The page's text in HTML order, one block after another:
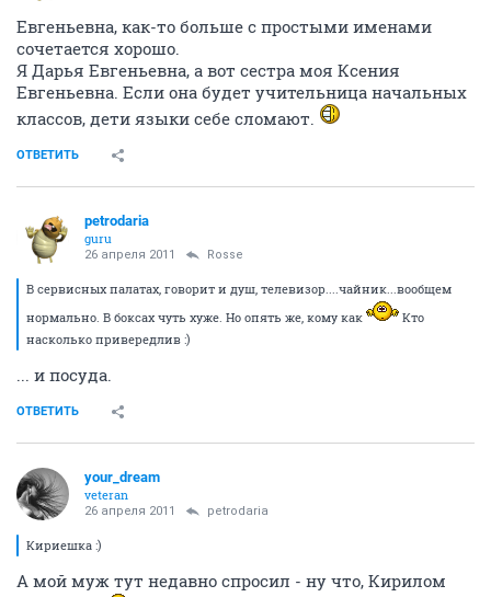
Евгеньевна, как-то больше с простыми именами
сочетается хорошо.
Я Дарья Евгеньевна, а вот сестра моя Ксения
Евгеньевна. Если она будет учительница начальных
классов, дети языки себе сломают.
ОТВЕТИТЬ
petrodaria
guru
26 апреля 2011 Rosse
В сервисных палатах, говорит и душ, телевизор....чайник...вообщем
нормально. В боксах чуть хуже. Но опять же, кому как
Кто
насколько привередлив :)
... и посуда.
ОТВЕТИТЬ
your_dream
veteran
26 апреля 2011 petrodaria
Кириешка :)
А мой муж тут недавно спросил - ну что, Кирилом